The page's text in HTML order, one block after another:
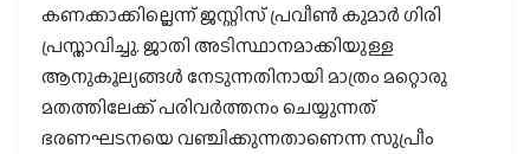
കണക്കാക്കില്ലെന്ന് ജസ്റ്റിസ് പ്രവീണ്‍ കുമാര്‍ ഗിരി
പ്രസ്താവിച്ചു. ജാതി അടിസ്ഥാനമാക്കിയുള്ള
ആനുകൂല്യങ്ങള്‍ നേടുന്നതിനായി മാത്രം മറ്റൊരു
മതത്തിലേക്ക് പരിവര്‍ത്തനം ചെയ്യുന്നത്
ഭരണഘടനയെ വഞ്ചിക്കുന്നതാണെന്ന സുപ്രീം